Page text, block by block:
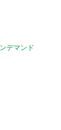
デマンド